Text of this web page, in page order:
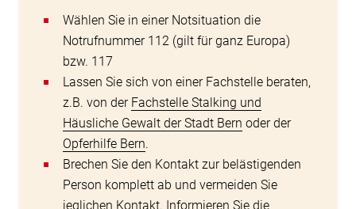
Wählen Sie in einer Notsituation die
Notrufnummer 112 (gilt für ganz Europa)
bzw. 117
Lassen Sie sich von einer Fachstelle beraten,
z.B. von der Fachstelle Stalking und
Häusliche Gewalt der Stadt Bern oder der
Opferhilfe Bern.
Brechen Sie den Kontakt zur belästigenden
Person komplett ab und vermeiden Sie
jeglichen Kontakt. Informieren Sie die